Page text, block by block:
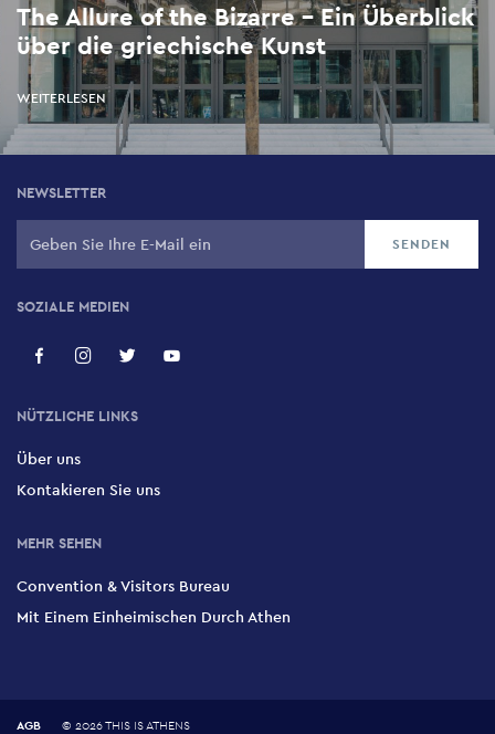
The Allure of the Bizarre - Ein Überblick
über die griechische Kunst
WEITERLESEN
NEWSLETTER
SOZIALE MEDIEN
NÜTZLICHE LINKS
Über uns
Kontakieren Sie uns
MEHR SEHEN
Convention & Visitors Bureau
Mit Einem Einheimischen Durch Athen
AGB © 2026 THIS IS ATHENS